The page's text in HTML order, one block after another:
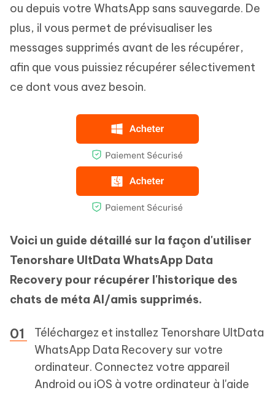
ou depuis votre WhatsApp sans sauvegarde. De
plus, il vous permet de prévisualiser les
messages supprimés avant de les récupérer,
afin que vous puissiez récupérer sélectivement
ce dont vous avez besoin.
Voici un guide détaillé sur la façon d'utiliser
Tenorshare UltData WhatsApp Data
Recovery pour récupérer l'historique des
chats de méta AI/amis supprimés.
Téléchargez et installez Tenorshare UltData
WhatsApp Data Recovery sur votre
ordinateur. Connectez votre appareil
Android ou iOS à votre ordinateur à l'aide